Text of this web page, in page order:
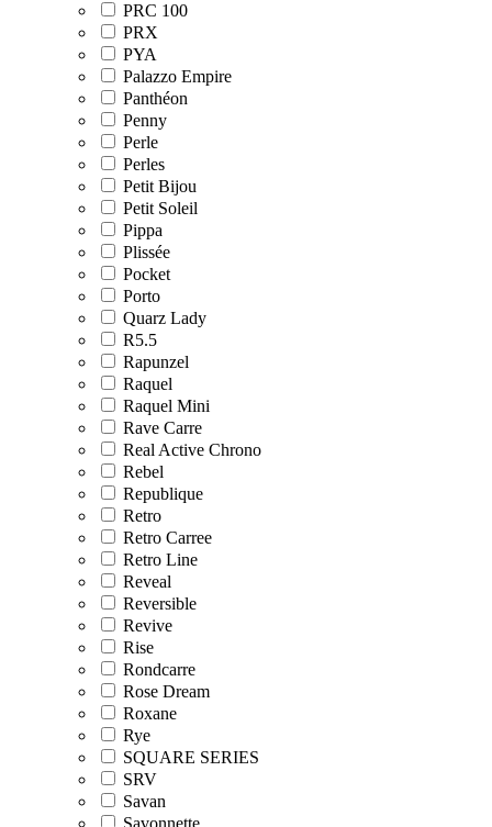
PRC 100
PRX
PYA
Palazzo Empire
Panthéon
Penny
Perle
Perles
Petit Bijou
Petit Soleil
Pippa
Plissée
Pocket
Porto
Quarz Lady
R5.5
Rapunzel
Raquel
Raquel Mini
Rave Carre
Real Active Chrono
Rebel
Republique
Retro
Retro Carree
Retro Line
Reveal
Reversible
Revive
Rise
Rondcarre
Rose Dream
Roxane
Rye
SQUARE SERIES
SRV
Savan